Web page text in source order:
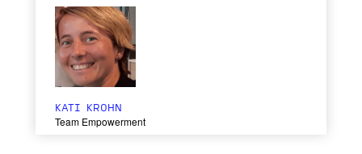
KATI KROHN
Team Empowerment